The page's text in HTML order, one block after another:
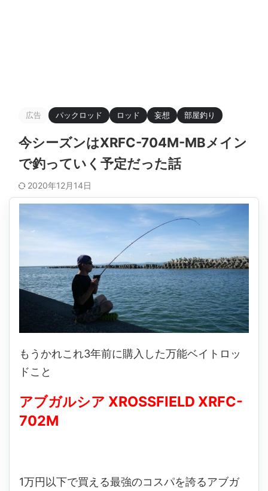
広告 パックロッド ロッド 妄想 部屋釣り
今シーズンはXRFC-704M-MBメイン
で釣っていく予定だった話
2020年12月14日
もうかれこれ3年前に購入した万能ベイトロッ
ドこと
アブガルシア XROSSFIELD XRFC-
702M
1万円以下で買える最強のコスパを誇るアブガ